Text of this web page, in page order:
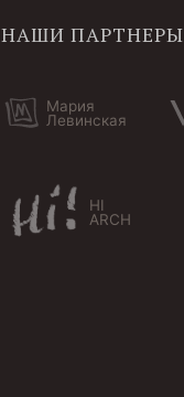
НАШИ ПАРТНЕРЫ
Мария
Левинская
HI
ARCH